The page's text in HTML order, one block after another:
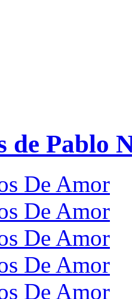
de Pablo
De Amor
De Amor
De Amor
De Amor
De Amor